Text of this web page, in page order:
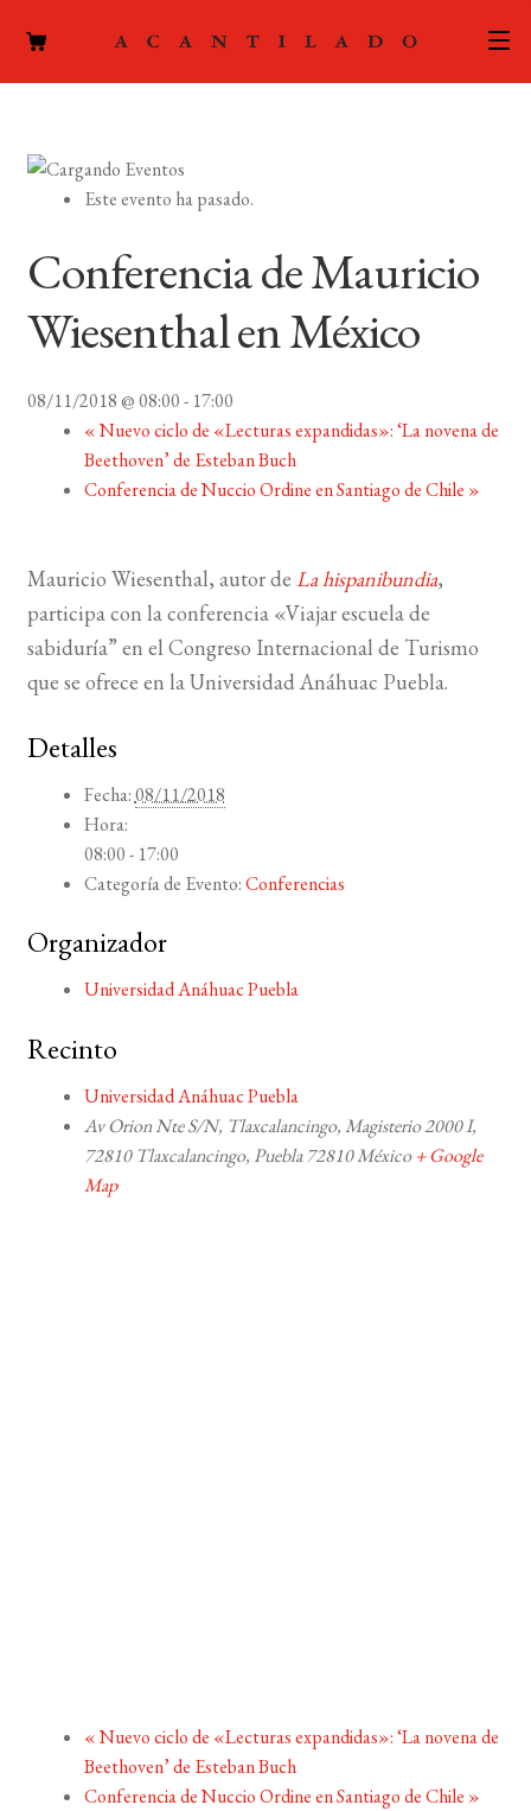
hijo
el
PODCAST
LA EDITORIAL
menú
FOREIGN RIGHTS
CONTACTO
BUSCAR
LISTA DE LIBROS
Este evento ha pasado.
Conferencia de Mauricio
Wiesenthal en México
08/11/2018 @ 08:00- 17:00
«Nuevo ciclo de «Lecturas expandidas»: ‘La novena de
Beethoven’ de Esteban Buch
Conferencia de Nuccio Ordine en Santiago de Chile »
Mauricio Wiesenthal, autor de La hispanibundia,
participa con la conferencia «Viajar escuela de
sabiduría” en el Congreso Internacional de Turismo
que se ofrece en la Universidad Anáhuac Puebla.
Detalles
Fecha:08/11/2018
Hora:
08:00 - 17:00
Categoría de Evento:Conferencias
Organizador
Universidad Anáhuac Puebla
Recinto
Universidad Anáhuac Puebla
Av Orion Nte S/N, Tlaxcalancingo, Magisterio 2000 I,
72810 Tlaxcalancingo, Puebla 72810México + Google
Map
«Nuevo ciclo de «Lecturas expandidas»: ‘La novena de
Beethoven’ de Esteban Buch
Conferencia de Nuccio Ordine en Santiago de Chile »